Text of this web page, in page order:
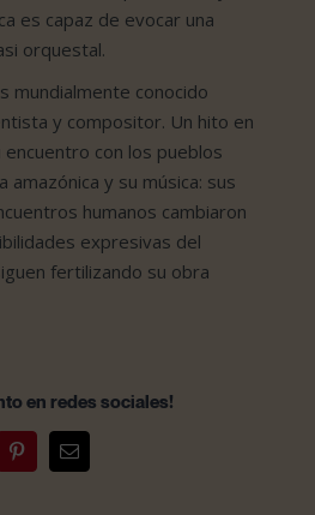
es capaz de evocar una
orquestal.
mundialmente conocido
y compositor. Un hito en
con los pueblos
amazónica y su música: sus
humanos cambiaron
expresivas del
fertilizando su obra
en redes sociales!
PinterestCorreo
electrónico